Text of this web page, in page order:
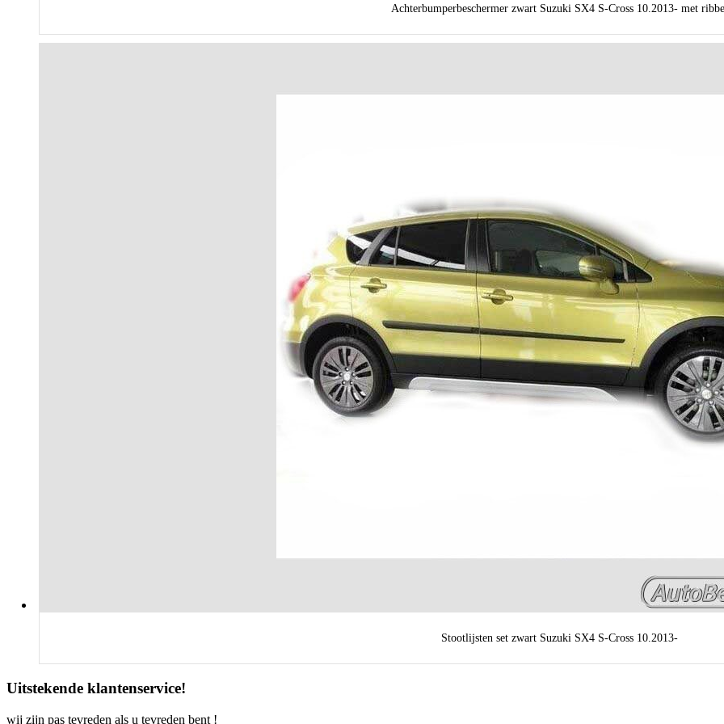
Achterbumperbeschermer zwart Suzuki SX4 S-Cross 10.2013- met
Stootlijsten set zwart Suzuki SX4 S-Cross 10.2013-
Uitstekende klantenservice!
wij zijn pas tevreden als u tevreden bent !